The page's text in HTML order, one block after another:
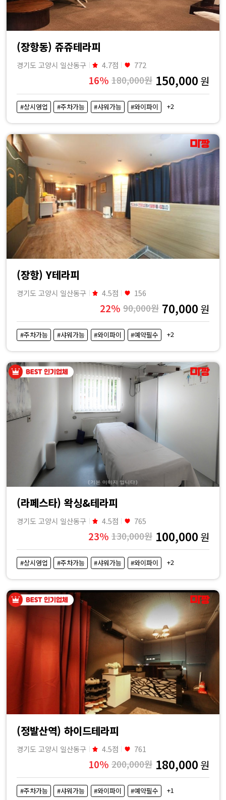
(장항동) 쥬쥬테라피
경기도 고양시 일산동구 4.7점 772
16% 180,000원 150,000 원
#상시영업 #주차가능 #샤워가능 #와이파이 +2
(장항) Y테라피
경기도 고양시 일산동구 4.5점 156
22% 90,000원 70,000 원
#주차가능 #샤워가능 #와이파이 #예약필수 +2
(라페스타) 왁싱&테라피
경기도 고양시 일산동구 4.5점 765
23% 130,000원 100,000 원
#상시영업 #주차가능 #샤워가능 #와이파이 +2
(정발산역) 하이드테라피
경기도 고양시 일산동구 4.5점 761
10% 200,000원 180,000 원
#주차가능 #샤워가능 #와이파이 #예약필수 +1